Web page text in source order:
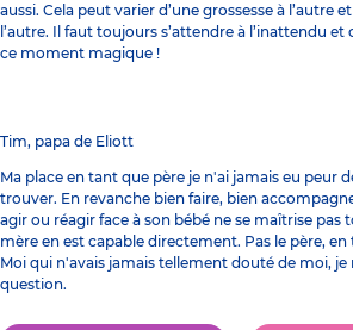
aussi. Cela peut varier d’une grossesse à l’autre
l’autre. Il faut toujours s’attendre à l’inattendu et
ce moment magique !
Tim, papa de Eliott
Ma place en tant que père je n'ai jamais eu peur
trouver. En revanche bien faire, bien
agir ou réagir face à son bébé ne se maîtrise pas
mère en est capable directement. Pas le père,
Moi qui n'avais jamais tellement douté de moi,
question.